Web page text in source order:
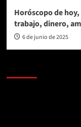
Horóscopo de
trabajo, dinero,
6 de junio de 2025